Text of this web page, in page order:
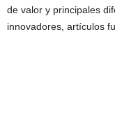
de valor y principales
innovadores, artículos